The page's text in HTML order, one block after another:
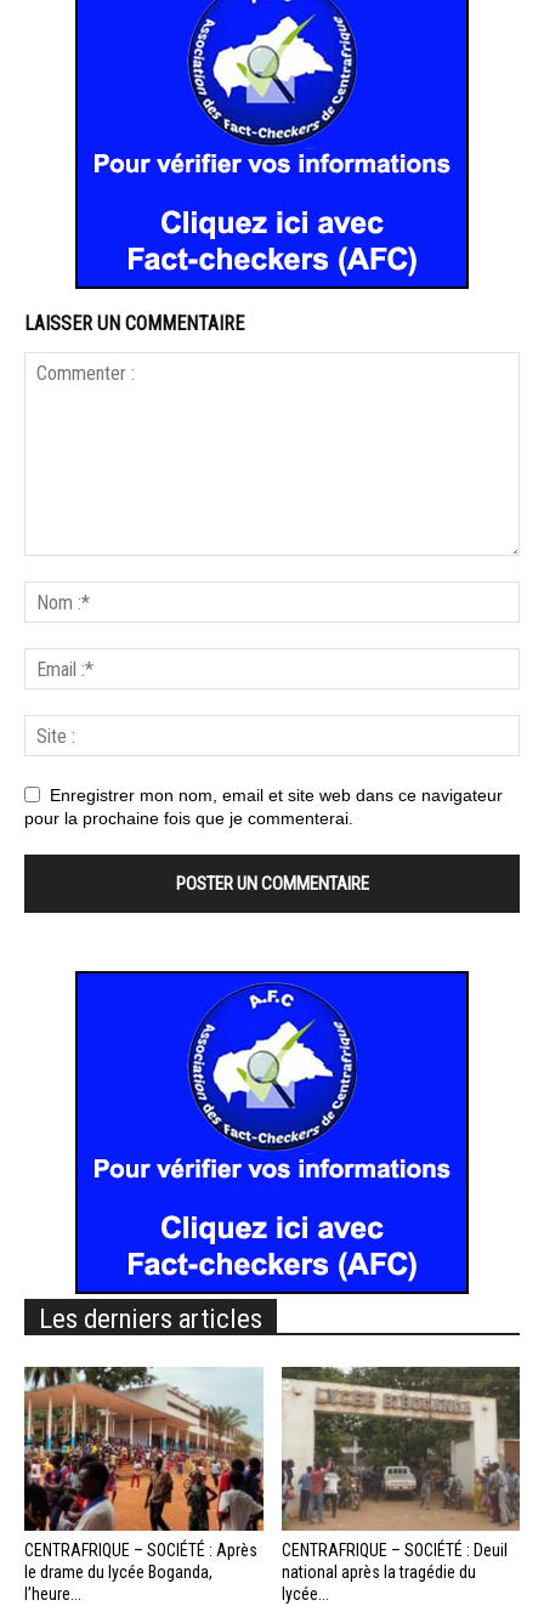
LAISSER UN COMMENTAIRE
Enregistrer mon nom, email et site web dans ce navigateur
pour la prochaine fois que je commenterai.
Les derniers articles
CENTRAFRIQUE – SOCIÉTÉ : Après
le drame du lycée Boganda,
l’heure...
CENTRAFRIQUE – SOCIÉTÉ : Deuil
national après la tragédie du
lycée...